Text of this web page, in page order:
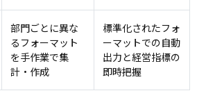
部門ごとに異な
るフォーマット
を手作業で集
計・作成
標準化されたフォ
ーマットでの自動
出力と経営指標の
即時把握